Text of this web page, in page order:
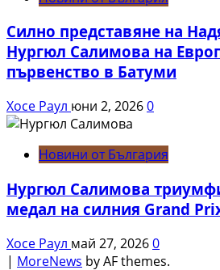
Силно представяне на
Нургюл Салимова на
първенство в Батуми
Хосе Раул юни 2, 20260
Новини от България
Нургюл Салимова
медал на силния Grand
Хосе Раул май 27, 20260
| MoreNews by AF themes.